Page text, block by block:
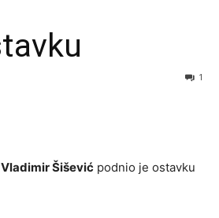
1
Vladimir Šišević podnio je ostavku